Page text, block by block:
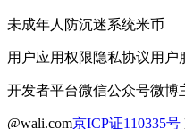
未成年人防沉迷系统米币
用户应用权限隐私协议用户
开发者平台微信公众号微博
@wali.com京ICP证110335号